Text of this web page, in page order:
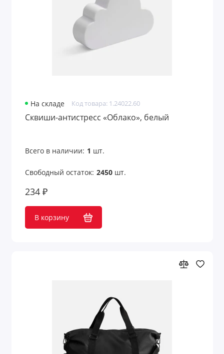
На складе Код товара: 1.24022.60
Сквиши-антистресс «Облако», белый
Всего в наличии: 1 шт.
Свободный остаток: 2450шт.
234 ₽
В корзину